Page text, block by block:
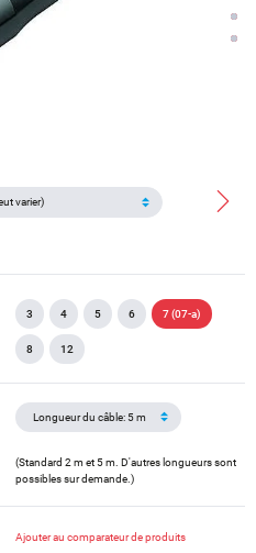
3 4 5 6 7 (07-a)
8 12
(Standard 2 m et 5 m. D'autres longueurs sont
possibles sur demande.)
Ajouter au comparateur de produits